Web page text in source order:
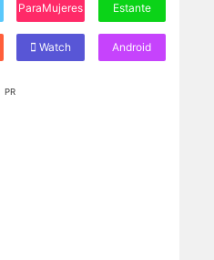
ParaMujeres Estante
Watch Android
PR